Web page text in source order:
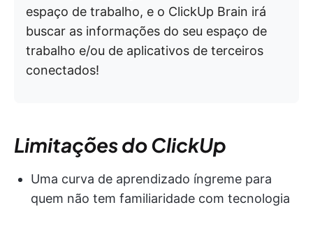
espaço de trabalho, e o ClickUp Brain irá
buscar as informações do seu espaço de
trabalho e/ou de aplicativos de terceiros
conectados!
Limitações do ClickUp
Uma curva de aprendizado íngreme para
quem não tem familiaridade com tecnologia